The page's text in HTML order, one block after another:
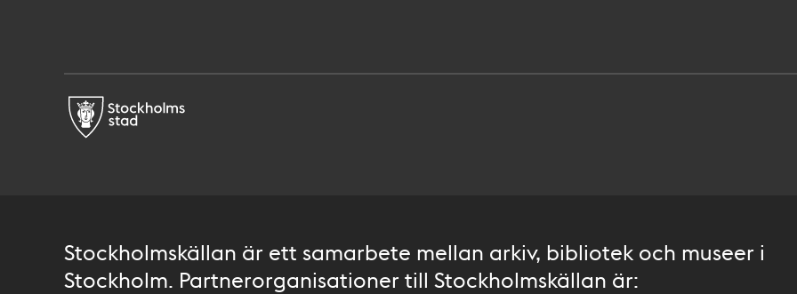
Stockholmskällan är ett samarbete mellan arkiv, bibliotek och museer i
Stockholm. Partnerorganisationer till Stockholmskällan är: